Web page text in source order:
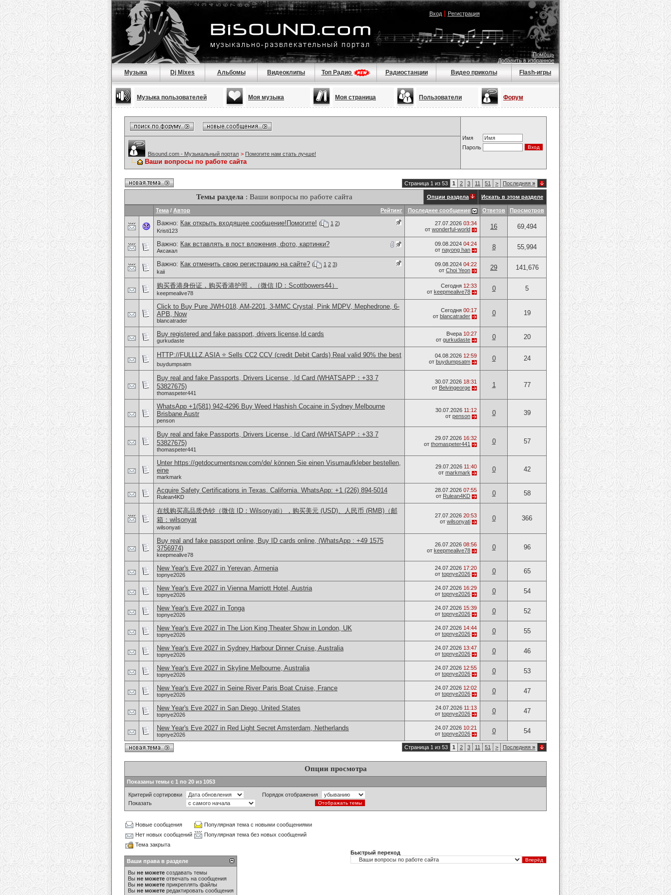
Вход| Регистрация
Помощь
Добавить в избранное
Музыка Dj Mixes Альбомы Видеоклипы Топ Радио Радиостанции Видео приколы Flash-игры
Музыка пользователей Моя музыка Моя страница Пользователи Форум
Имя
Пароль
Bisound.com - Музыкальный портал > Помогите нам стать лучше!
Ваши вопросы по работе сайта
Страница 1 из 53 1 2 3 11 51 > Последняя »
Темы раздела : Ваши вопросы по работе сайта Опции раздела Искать в этом разделе
Рейтинг
Тема / Автор Последнее сообщение Ответов Просмотров
Важно: Как открыть входящее сообщение!Помогите! ( 1 2)
Kristi123
27.07.2026 03:34
от wonderful-world 16 69,494
Важно: Как вставлять в пост вложения, фото, картинки?
Аксакал
09.08.2024 04:24
от nayong han 8 55,994
Важно: Как отменить свою регистрацию на сайте? ( 1 2 3)
kaii
09.08.2024 04:22
от Choi Yeon 29 141,676
购买香港身份证，购买香港护照，（微信 ID：Scottbowers44）
keepmealive78
Сегодня 12:33
от keepmealive78 0 5
Click to Buy Pure JWH-018, AM-2201, 3-MMC Crystal, Pink MDPV, Mephedrone, 6-
APB, Now
blancatrader
Сегодня 00:17
от blancatrader 0 19
Buy registered and fake passport, drivers license,Id cards
gurkudaste
Вчера 10:27
от gurkudaste 0 20
HTTP://FULLLZ.ASIA ⭐️ Sells CC2 CCV (credit Debit Cards) Real valid 90% the best
buydumpsatm
04.08.2026 12:59
от buydumpsatm 0 24
Buy real and fake Passports, Drivers License , Id Card (WHATSAPP：+33 7
53827675)
thomaspeter441
30.07.2026 18:31
от Belvingeorge 1 77
WhatsApp +1(581) 942-4296 Buy Weed Hashish Cocaine in Sydney Melbourne
Brisbane Austr
penson
30.07.2026 11:12
от penson 0 39
Buy real and fake Passports, Drivers License , Id Card (WHATSAPP：+33 7
53827675)
thomaspeter441
29.07.2026 16:32
от thomaspeter441 0 57
Unter https://getdocumentsnow.com/de/ können Sie einen Visumaufkleber bestellen,
eine
markmark
29.07.2026 11:40
от markmark 0 42
Acquire Safety Certifications in Texas. California. WhatsApp: +1 (226) 894-5014
Rulean4KD
28.07.2026 07:55
от Rulean4KD 0 58
在线购买高品质伪钞（微信 ID：Wilsonyati），购买美元 (USD)、人民币 (RMB)（邮
箱：wilsonyat
wilsonyati
27.07.2026 20:53
от wilsonyati 0 366
Buy real and fake passport online, Buy ID cards online, (WhatsApp : +49 1575
3756974)
keepmealive78
26.07.2026 08:56
от keepmealive78 0 96
New Year's Eve 2027 in Yerevan, Armenia
topnye2026
24.07.2026 17:20
от topnye2026 0 65
New Year's Eve 2027 in Vienna Marriott Hotel, Austria
topnye2026
24.07.2026 16:29
от topnye2026 0 54
New Year's Eve 2027 in Tonga
topnye2026
24.07.2026 15:39
от topnye2026 0 52
New Year's Eve 2027 in The Lion King Theater Show in London, UK
topnye2026
24.07.2026 14:44
от topnye2026 0 55
New Year's Eve 2027 in Sydney Harbour Dinner Cruise, Australia
topnye2026
24.07.2026 13:47
от topnye2026 0 46
New Year's Eve 2027 in Skyline Melbourne, Australia
topnye2026
24.07.2026 12:55
от topnye2026 0 53
New Year's Eve 2027 in Seine River Paris Boat Cruise, France
topnye2026
24.07.2026 12:02
от topnye2026 0 47
New Year's Eve 2027 in San Diego, United States
topnye2026
24.07.2026 11:13
от topnye2026 0 47
New Year's Eve 2027 in Red Light Secret Amsterdam, Netherlands
topnye2026
24.07.2026 10:21
от topnye2026 0 54
Страница 1 из 53 1 2 3 11 51 > Последняя »
Опции просмотра
Показаны темы с 1 по 20 из 1053
Критерий сортировки
Порядок отображения
Показать
Новые сообщения
Популярная тема с новыми сообщениями
Нет новых сообщений
Популярная тема без новых сообщений
Тема закрыта
Ваши права в разделе
Вы не можете создавать темы
Вы не можете отвечать на сообщения
Вы не можете прикреплять файлы
Вы не можете редактировать сообщения
Быстрый переход